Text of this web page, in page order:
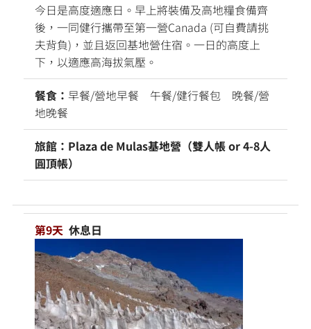
今日是高度適應日。早上將裝備及高地糧食備齊
後，一同健行攜帶至第一營Canada (可自費請挑
夫背負)，並且返回基地營住宿。一日的高度上
下，以適應高海拔氣壓。
餐食： 早餐/營地早餐 午餐/健行餐包 晚餐/營
地晚餐
旅館：Plaza de Mulas基地營（雙人帳 or 4-8人
圓頂帳）
第9天 休息日